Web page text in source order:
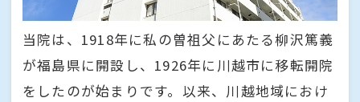
当院は、1918年に私の曽祖父にあたる柳沢篤義
が福島県に開設し、1926年に川越市に移転開院
をしたのが始まりです。以来、川越地域におけ